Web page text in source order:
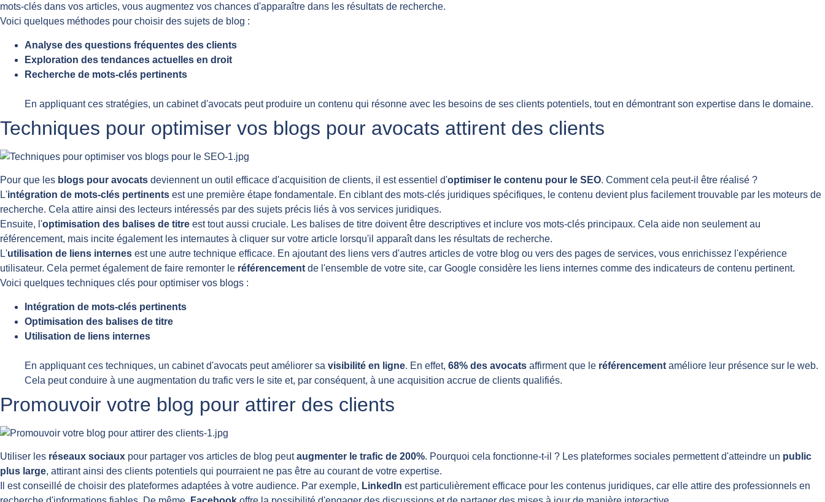
mots-clés dans vos articles, vous augmentez vos chances d'apparaître dans les résultats de recherche.
Voici quelques méthodes pour choisir des sujets de blog :
Analyse des questions fréquentes des clients
Exploration des tendances actuelles en droit
Recherche de mots-clés pertinents
En appliquant ces stratégies, un cabinet d'avocats peut produire un contenu qui résonne avec les besoins de ses clients potentiels, tout en démontrant son expertise dans le domaine.
Techniques pour optimiser vos blogs pour avocats attirent des clients
Pour que les blogs pour avocats deviennent un outil efficace d'acquisition de clients, il est essentiel d'optimiser le contenu pour le SEO. Comment cela peut-il être réalisé ?
L'intégration de mots-clés pertinents est une première étape fondamentale. En ciblant des mots-clés juridiques spécifiques, le contenu devient plus facilement trouvable par les moteurs de
recherche. Cela attire ainsi des lecteurs intéressés par des sujets précis liés à vos services juridiques.
Ensuite, l'optimisation des balises de titre est tout aussi cruciale. Les balises de titre doivent être descriptives et inclure vos mots-clés principaux. Cela aide non seulement au
référencement, mais incite également les internautes à cliquer sur votre article lorsqu'il apparaît dans les résultats de recherche.
L'utilisation de liens internes est une autre technique efficace. En ajoutant des liens vers d'autres articles de votre blog ou vers des pages de services, vous enrichissez l'expérience
utilisateur. Cela permet également de faire remonter le référencement de l'ensemble de votre site, car Google considère les liens internes comme des indicateurs de contenu pertinent.
Voici quelques techniques clés pour optimiser vos blogs :
Intégration de mots-clés pertinents
Optimisation des balises de titre
Utilisation de liens internes
En appliquant ces techniques, un cabinet d'avocats peut améliorer sa visibilité en ligne. En effet, 68% des avocats affirment que le référencement améliore leur présence sur le web.
Cela peut conduire à une augmentation du trafic vers le site et, par conséquent, à une acquisition accrue de clients qualifiés.
Promouvoir votre blog pour attirer des clients
Utiliser les réseaux sociaux pour partager vos articles de blog peutaugmenter le trafic de 200%. Pourquoi cela fonctionne-t-il ? Les plateformes sociales permettent d'atteindre un public
plus large, attirant ainsi des clients potentiels qui pourraient ne pas être au courant de votre expertise.
Il est conseillé de choisir des plateformes adaptées à votre audience. Par exemple, LinkedIn est particulièrement efficace pour les contenus juridiques, car elle attire des professionnels en